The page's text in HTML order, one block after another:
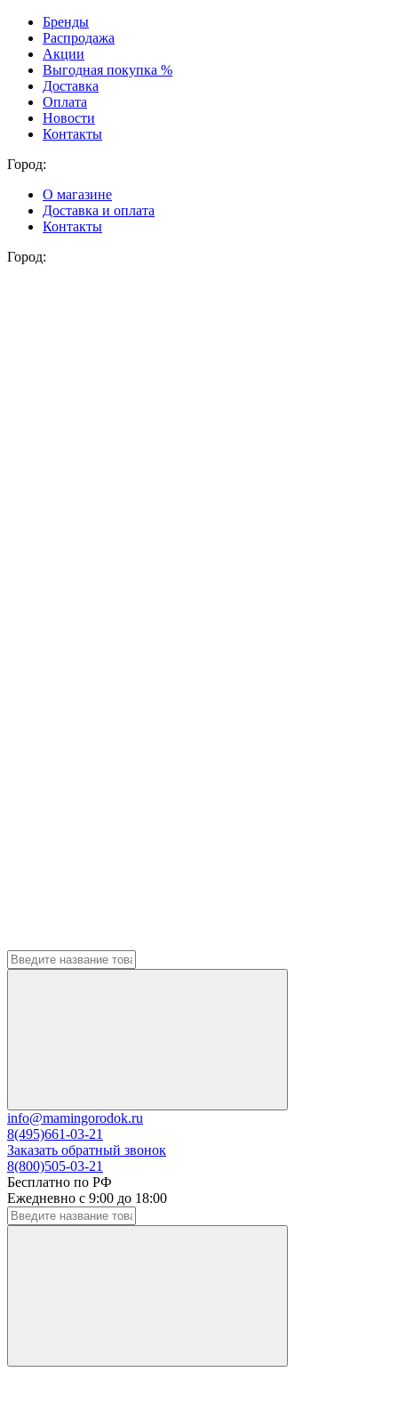
Бренды
Распродажа
Акции
Выгодная покупка %
Доставка
Оплата
Новости
Контакты
Город:
О магазине
Доставка и оплата
Контакты
Город:
info@mamingorodok.ru
8(495)661-03-21
Заказать обратный звонок
8(800)505-03-21
Бесплатно по РФ
Ежедневно с 9:00 до 18:00